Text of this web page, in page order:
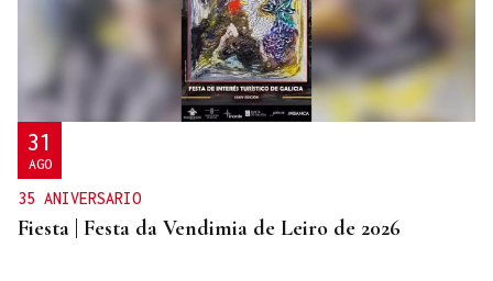
31
AGO
35 ANIVERSARIO
Fiesta | Festa da Vendimia de Leiro de 2026